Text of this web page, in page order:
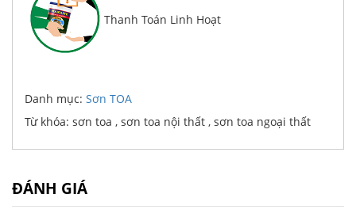
Thanh Toán Linh Hoạt
Danh mục: Sơn TOA
Từ khóa: sơn toa , sơn toa nội thất , sơn toa ngoại thất
ĐÁNH GIÁ